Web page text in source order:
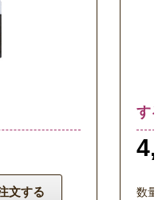
す
数量